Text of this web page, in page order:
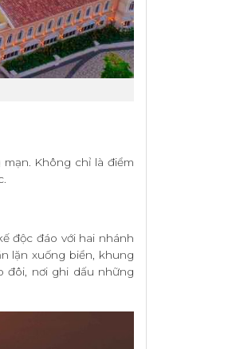
Không chỉ là điểm
độc đáo với hai nhánh
lặn xuống biển, khung
đôi, nơi ghi dấu những